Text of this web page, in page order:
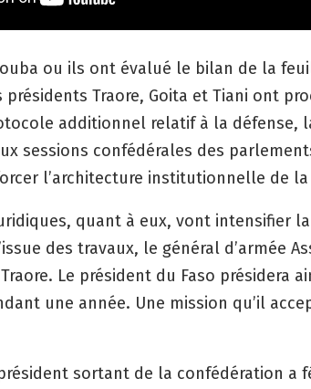
ou ils ont évalué le bilan de la
Traore, Goita et Tiani ont
additionnel relatif à la défense,
sessions confédérales des
l’architecture institutionnelle de la
quant à eux, vont intensifier
des travaux, le général d’armée
Le président du Faso présidera
une année. Une mission qu’il
sortant de la confédération a